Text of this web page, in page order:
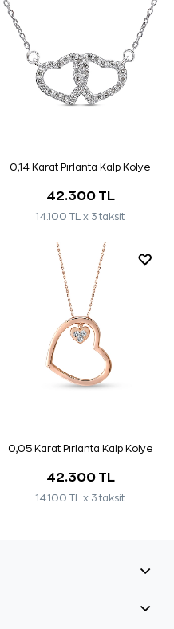
0,14 Karat Pırlanta Kalp Kolye
42.300 TL
14.100 TL x 3 taksit
0,05 Karat Pırlanta Kalp Kolye
42.300 TL
14.100 TL x 3 taksit